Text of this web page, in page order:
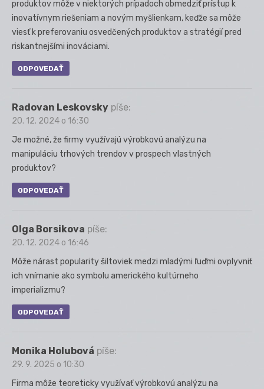
produktov môže v niektorých prípadoch obmedziť prístup k
inovatívnym riešeniam a novým myšlienkam, keďže sa môže
viesť k preferovaniu osvedčených produktov a stratégií pred
riskantnejšími inováciami.
ODPOVEDAŤ
Radovan Leskovsky píše:
20. 12. 2024 o 16:30
Je možné, že firmy využívajú výrobkovú analýzu na
manipuláciu trhových trendov v prospech vlastných
produktov?
ODPOVEDAŤ
Olga Borsikova píše:
20. 12. 2024 o 16:46
Môže nárast popularity šiltoviek medzi mladými ľuďmi ovplyvniť
ich vnímanie ako symbolu amerického kultúrneho
imperializmu?
ODPOVEDAŤ
Monika Holubová píše:
29. 9. 2025 o 10:30
Firma môže teoreticky využívať výrobkovú analýzu na